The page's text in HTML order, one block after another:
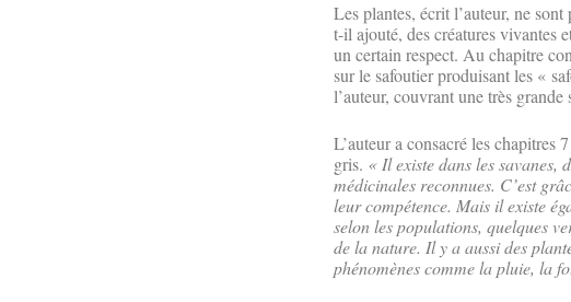
Les plantes, écrit l’auteur, ne
t-il ajouté, des créatures vivantes
un certain respect. Au chapitre
sur le safoutier produisant les «
l’auteur, couvrant une très
L’auteur a consacré les chapitres
gris. « Il existe dans les savanes,
médicinales reconnues. C’est
leur compétence. Mais il existe
selon les populations, quelques
de la nature. Il y a aussi des
phénomènes comme la pluie, la